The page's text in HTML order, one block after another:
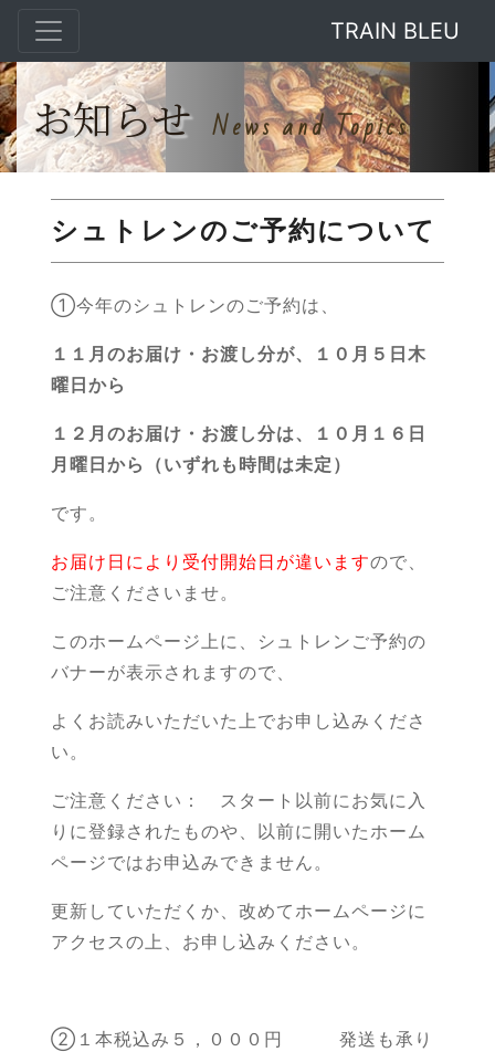
TRAIN BLEU
お知らせ News and Topics
シュトレンのご予約について
①今年のシュトレンのご予約は、
１１月のお届け・お渡し分が、１０月５日木
曜日から
１２月のお届け・お渡し分は、１０月１６日
月曜日から（いずれも時間は未定）
です。
お届け日により受付開始日が違いますので、
ご注意くださいませ。
このホームページ上に、シュトレンご予約の
バナーが表示されますので、
よくお読みいただいた上でお申し込みくださ
い。
ご注意ください： スタート以前にお気に入
りに登録されたものや、以前に開いたホーム
ページではお申込みできません。
更新していただくか、改めてホームページに
アクセスの上、お申し込みください。
②１本税込み５，０００円 発送も承り